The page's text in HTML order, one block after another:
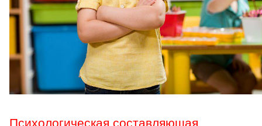
Психологическая составляющая